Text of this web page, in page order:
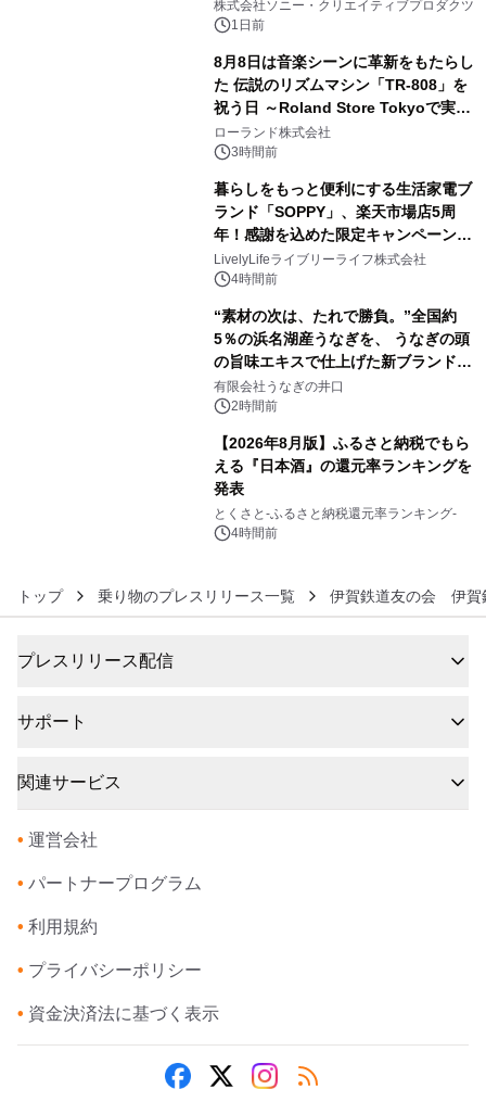
ボグッズも発売決定！
株式会社ソニー・クリエイティブプロダクツ
1日前
8月8日は音楽シーンに革新をもたらし
た 伝説のリズムマシン「TR-808」を
祝う日 ～Roland Store Tokyoで実機
を展示しての 記念キャンペーンを開
催 英国ラジオ「NTS」の 特別プログ
アーティストを フィーチャーしたアニ
メーションを公開～
ローランド株式会社
3時間前
暮らしをもっと便利にする生活家電ブ
ランド「SOPPY」、楽天市場店5周
年！感謝を込めた限定キャンペーンを
8月10日より開催
LivelyLifeライブリーライフ株式会社
4時間前
“素材の次は、たれで勝負。”全国約
5％の浜名湖産うなぎを、 うなぎの頭
の旨味エキスで仕上げた新ブランド
「井口の誉」誕生
有限会社うなぎの井口
2時間前
【2026年8月版】ふるさと納税でもら
える『日本酒』の還元率ランキングを
発表
とくさと-ふるさと納税還元率ランキング-
4時間前
トップ 乗り物のプレスリリース一覧 伊賀鉄道友の会 伊賀
プレスリリース配信
サポート
関連サービス
• 運営会社
• パートナープログラム
• 利用規約
• プライバシーポリシー
• 資金決済法に基づく表示